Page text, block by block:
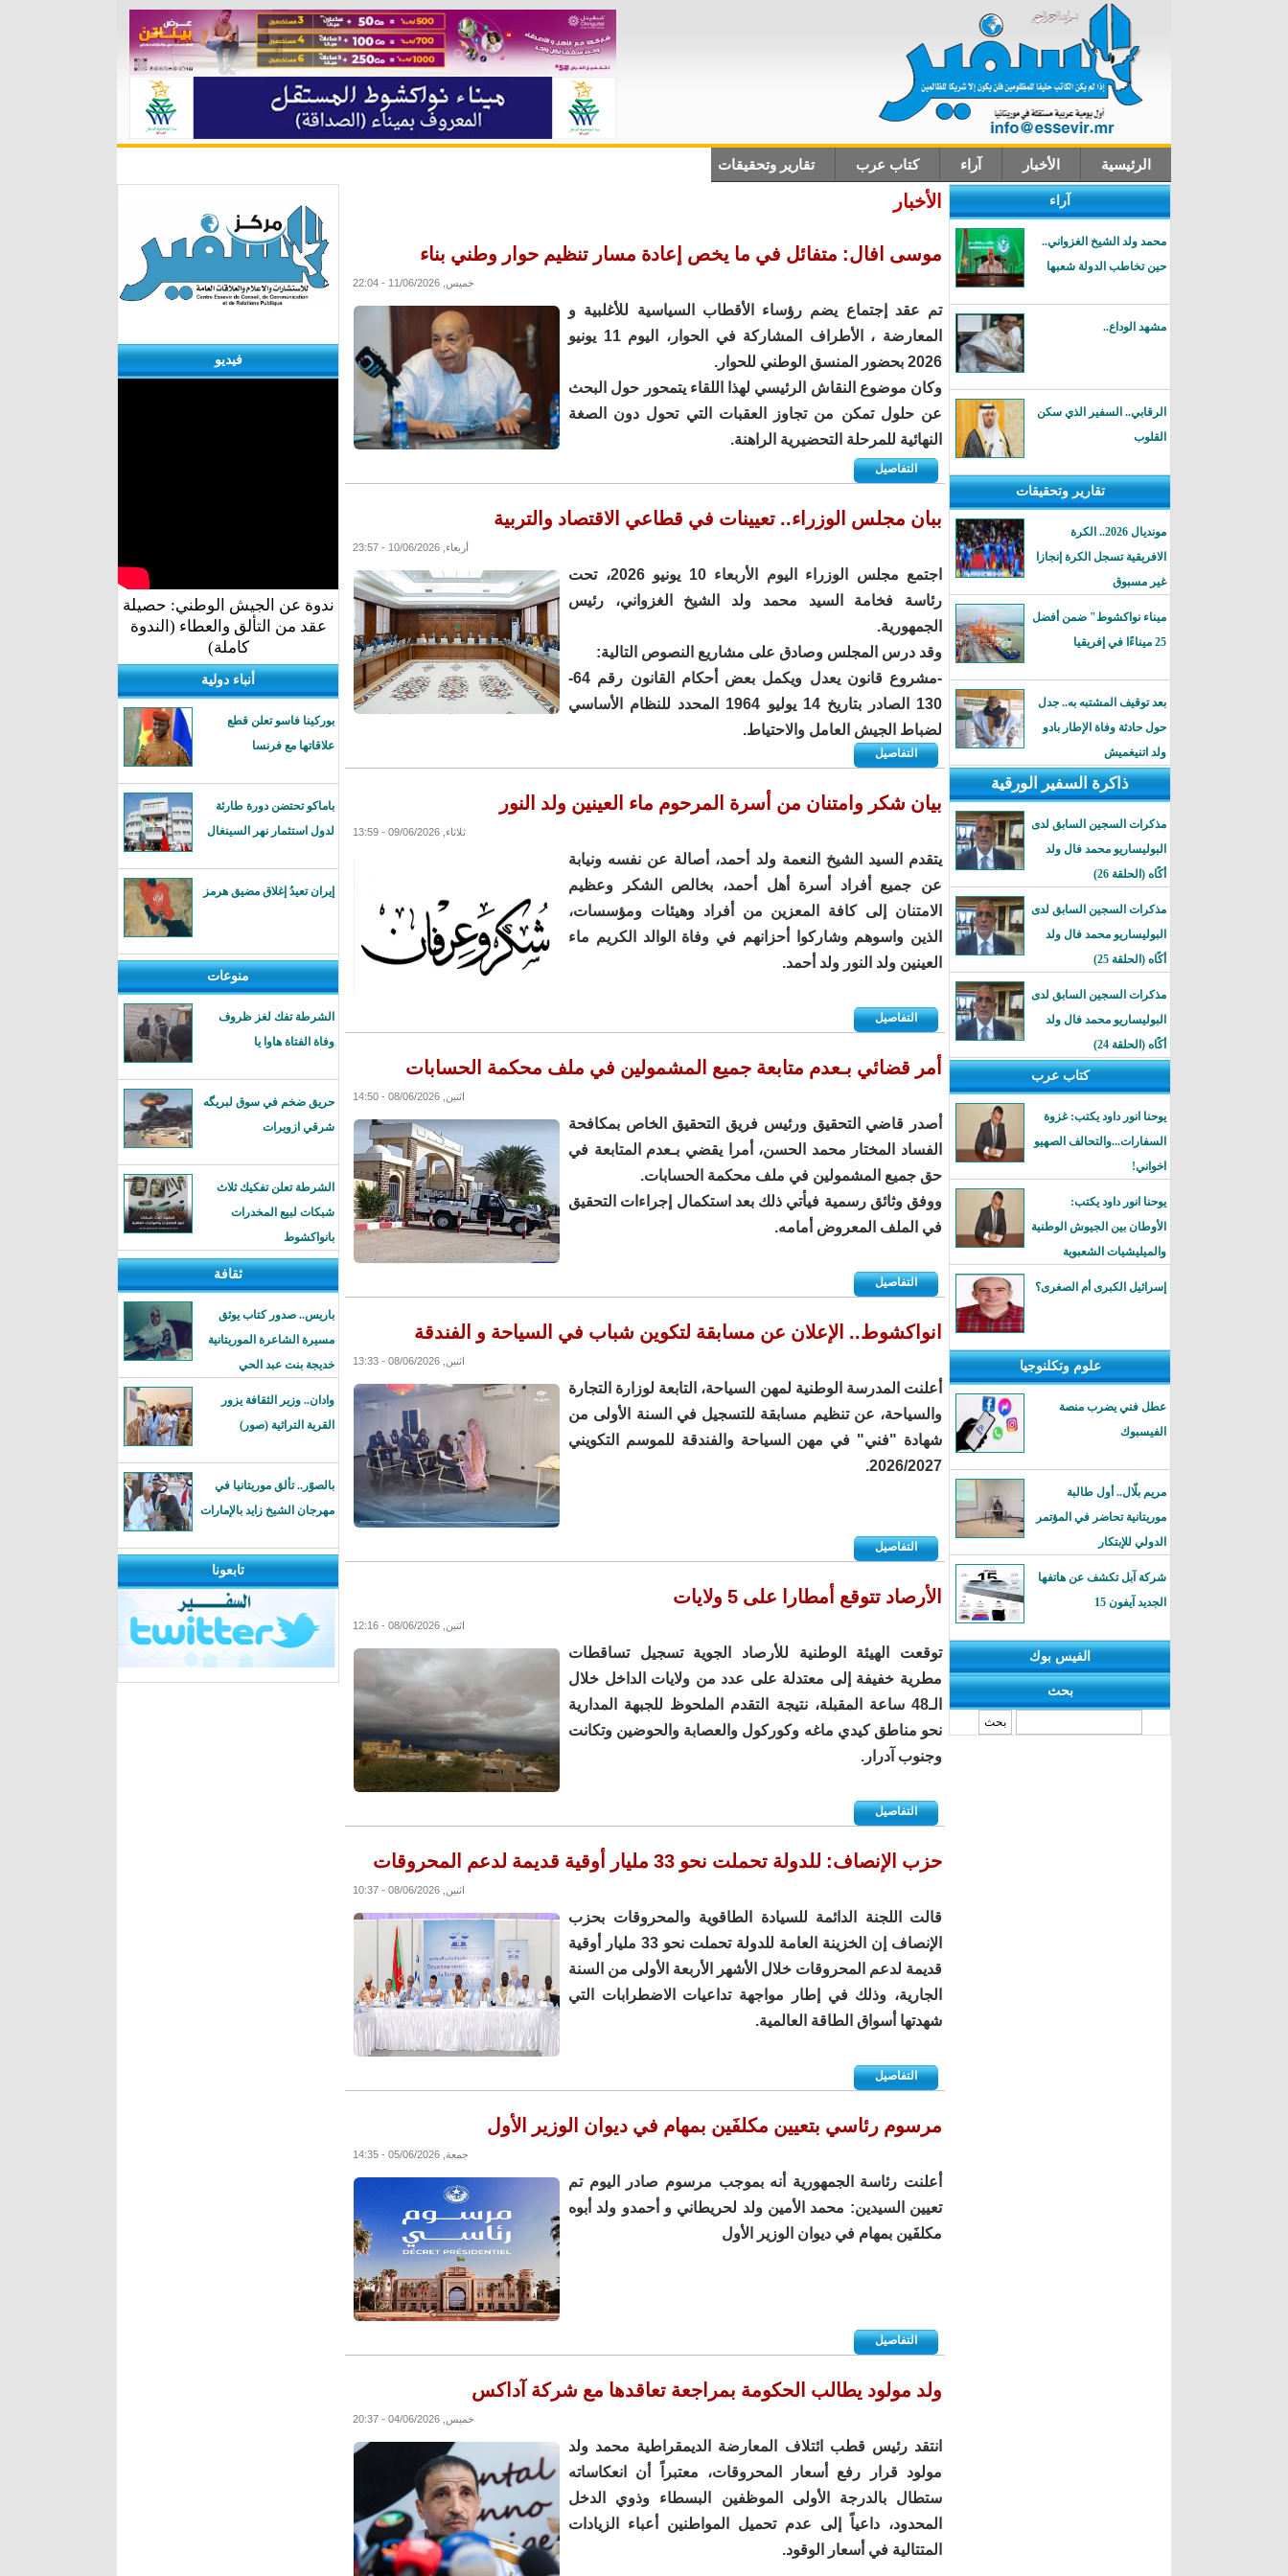
الرئيسية الأخبار آراء كتاب عرب تقارير وتحقيقات
آراء
محمد ولد الشيخ الغزواني..
حين تخاطب الدولة شعبها
مشهد الوداع..
الرقابي.. السفير الذي سكن
القلوب
تقارير وتحقيقات
مونديال 2026.. الكرة
الافريقية تسجل الكرة إنجازا
غير مسبوق
ميناء نواكشوط" ضمن أفضل
25 ميناءًا في إفريقيا
بعد توقيف المشتبه به.. جدل
حول حادثة وفاة الإطار بادو
ولد اتنيغميش
ذاكرة السفير الورقية
مذكرات السجين السابق لدى
البوليساريو محمد فال ولد
أكًاه (الحلقة 26)
مذكرات السجين السابق لدى
البوليساريو محمد فال ولد
أكًاه (الحلقة 25)
مذكرات السجين السابق لدى
البوليساريو محمد فال ولد
أكًاه (الحلقة 24)
كتاب عرب
يوحنا انور داود يكتب: غزوة
السفارات...والتحالف الصهيو
اخواني!
يوحنا انور داود يكتب:
الأوطان بين الجيوش الوطنية
والميليشيات الشعبوية
إسرائيل الكبرى أم الصغرى؟
علوم وتكلنوجيا
عطل فني يضرب منصة
الفيسبوك
مريم بلّال.. أول طالبة
موريتانية تحاضر في المؤتمر
الدولي للإبتكار
شركة آبل تكشف عن هاتفها
الجديد آيفون 15
الفيس بوك
بحث
الأخبار
موسى افال: متفائل في ما يخص إعادة مسار تنظيم حوار وطني بناء
خميس, 11/06/2026 - 22:04
تم عقد إجتماع يضم رؤساء الأقطاب السياسية للأغلبية و
المعارضة ، الأطراف المشاركة في الحوار، اليوم 11 يونيو
2026 بحضور المنسق الوطني للحوار.
وكان موضوع النقاش الرئيسي لهذا اللقاء يتمحور حول البحث
عن حلول تمكن من تجاوز العقبات التي تحول دون الصغة
النهائية للمرحلة التحضيرية الراهنة.
التفاصيل
ببان مجلس الوزراء.. تعيينات في قطاعي الاقتصاد والتربية
أربعاء, 10/06/2026 - 23:57
اجتمع مجلس الوزراء اليوم الأربعاء 10 يونيو 2026، تحت
رئاسة فخامة السيد محمد ولد الشيخ الغزواني، رئيس
الجمهورية.
وقد درس المجلس وصادق على مشاريع النصوص التالية:
-مشروع قانون يعدل ويكمل بعض أحكام القانون رقم 64-
130 الصادر بتاريخ 14 يوليو 1964 المحدد للنظام الأساسي
لضباط الجيش العامل والاحتياط.
التفاصيل
بيان شكر وامتنان من أسرة المرحوم ماء العينين ولد النور
ثلاثاء, 09/06/2026 - 13:59
يتقدم السيد الشيخ النعمة ولد أحمد، أصالة عن نفسه ونيابة
عن جميع أفراد أسرة أهل أحمد، بخالص الشكر وعظيم
الامتنان إلى كافة المعزين من أفراد وهيئات ومؤسسات،
الذين واسوهم وشاركوا أحزانهم في وفاة الوالد الكريم ماء
العينين ولد النور ولد أحمد.
التفاصيل
أمر قضائي بـعدم متابعة جميع المشمولين في ملف محكمة الحسابات
اثنين, 08/06/2026 - 14:50
أصدر قاضي التحقيق ورئيس فريق التحقيق الخاص بمكافحة
الفساد المختار محمد الحسن، أمرا يقضي بـعدم المتابعة في
حق جميع المشمولين في ملف محكمة الحسابات.
ووفق وثائق رسمية فيأتي ذلك بعد استكمال إجراءات التحقيق
في الملف المعروض أمامه.
التفاصيل
انواكشوط.. الإعلان عن مسابقة لتكوين شباب في السياحة و الفندقة
اثنين, 08/06/2026 - 13:33
أعلنت المدرسة الوطنية لمهن السياحة، التابعة لوزارة التجارة
والسياحة، عن تنظيم مسابقة للتسجيل في السنة الأولى من
شهادة "فني" في مهن السياحة والفندقة للموسم التكويني
2026/2027.
التفاصيل
الأرصاد تتوقع أمطارا على 5 ولايات
اثنين, 08/06/2026 - 12:16
توقعت الهيئة الوطنية للأرصاد الجوية تسجيل تساقطات
مطرية خفيفة إلى معتدلة على عدد من ولايات الداخل خلال
الـ48 ساعة المقبلة، نتيجة التقدم الملحوظ للجبهة المدارية
نحو مناطق كيدي ماغه وكوركول والعصابة والحوضين وتكانت
وجنوب آدرار.
التفاصيل
حزب الإنصاف: للدولة تحملت نحو 33 مليار أوقية قديمة لدعم المحروقات
اثنين, 08/06/2026 - 10:37
قالت اللجنة الدائمة للسيادة الطاقوية والمحروقات بحزب
الإنصاف إن الخزينة العامة للدولة تحملت نحو 33 مليار أوقية
قديمة لدعم المحروقات خلال الأشهر الأربعة الأولى من السنة
الجارية، وذلك في إطار مواجهة تداعيات الاضطرابات التي
شهدتها أسواق الطاقة العالمية.
التفاصيل
مرسوم رئاسي بتعيين مكلفَين بمهام في ديوان الوزير الأول
جمعة, 05/06/2026 - 14:35
أعلنت رئاسة الجمهورية أنه بموجب مرسوم صادر اليوم تم
تعيين السيدين: محمد الأمين ولد لحريطاني و أحمدو ولد أبوه
مكلفَين بمهام في ديوان الوزير الأول
التفاصيل
ولد مولود يطالب الحكومة بمراجعة تعاقدها مع شركة آداكس
خميس, 04/06/2026 - 20:37
انتقد رئيس قطب ائتلاف المعارضة الديمقراطية محمد ولد
مولود قرار رفع أسعار المحروقات، معتبراً أن انعكاساته
ستطال بالدرجة الأولى الموظفين البسطاء وذوي الدخل
المحدود، داعياً إلى عدم تحميل المواطنين أعباء الزيادات
المتتالية في أسعار الوقود.
فيديو
ندوة عن الجيش الوطني: حصيلة
عقد من التألق والعطاء (الندوة
كاملة)
أنباء دولية
بوركينا فاسو تعلن قطع
علاقاتها مع فرنسا
باماكو تحتضن دورة طارئة
لدول استثمار نهر السينغال
إيران تعيدُ إغلاق مضيق هرمز
منوعات
الشرطة تفك لغز ظروف
وفاة الفتاة هاوا يا
حريق ضخم في سوق لبريگه
شرقي ازويرات
الشرطة تعلن تفكيك ثلاث
شبكات لبيع المخدرات
بانواكشوط
ثقافة
باريس.. صدور كتاب يوثق
مسيرة الشاعرة الموريتانية
خديجة بنت عبد الحي
وادان.. وزير الثقافة يزور
القرية التراثية (صور)
بالصوًر.. تألق موريتانيا في
مهرجان الشيخ زايد بالإمارات
تابعونا